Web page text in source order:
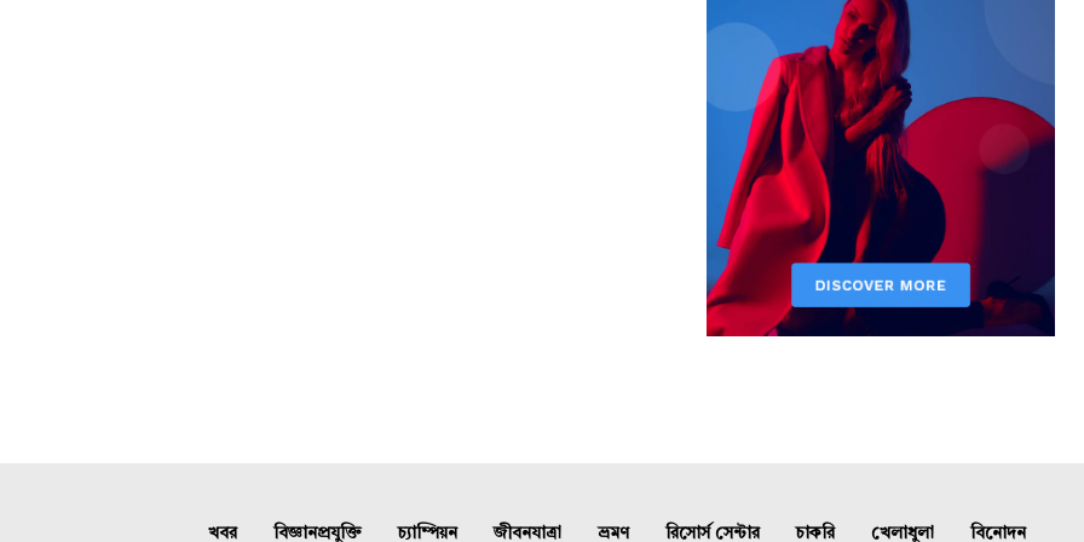
খবর বিজ্ঞানপ্রযুক্তি চ্যাম্পিয়ন জীবনযাত্রা ভ্রমণ রিসোর্স সেন্টার চাকরি খেলাধুলা বিনোদন